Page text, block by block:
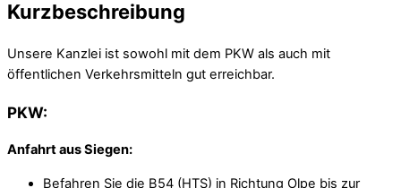
Kurzbeschreibung
Unsere Kanzlei ist sowohl mit dem PKW als auch mit
öffentlichen Verkehrsmitteln gut erreichbar.
PKW:
Anfahrt aus Siegen:
Befahren Sie die B54 (HTS) in Richtung Olpe bis zur